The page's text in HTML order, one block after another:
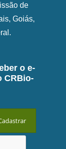
de
Goiás,
o e-
CRBio-